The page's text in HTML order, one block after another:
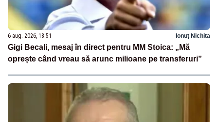
6 aug. 2026, 18:51 Ionuț Nichita
Gigi Becali, mesaj în direct pentru MM Stoica: „Mă
oprește când vreau să arunc milioane pe transferuri”